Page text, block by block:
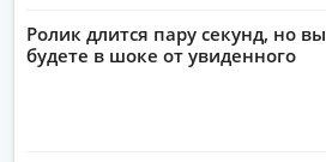
Ролик длится пару секунд, но вы
будете в шоке от увиденного